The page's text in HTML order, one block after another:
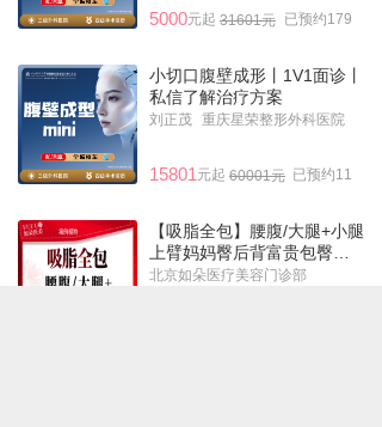
已预约179
5000元起 31601元
小切口腹壁成形丨1V1面诊丨
私信了解治疗方案
刘正茂 重庆星荣整形外科医院
已预约11
15801 元起 60001元
【吸脂全包】腰腹/大腿+小腿
上臂妈妈臀后背富贵包臀线
等3部位套餐全包全麻体验
北京如朵医疗美容门诊部